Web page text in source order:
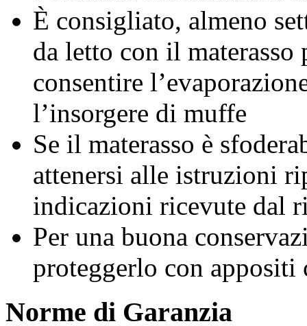
È consigliato, almeno
da letto con il
consentire
l’insorgere di muffe
Se il materasso è
attenersi alle istruzioni
indicazioni ricevute dal
Per una buona
proteggerlo con appositi
Norme di Garanzia